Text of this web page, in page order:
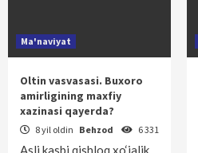
Ma'naviyat
Oltin vasvasasi. Buxoro
amirligining maxfiy
xazinasi qayerda?
8 yil oldin Behzod 6 331
Asli kasbi qishloq xo‘jalik